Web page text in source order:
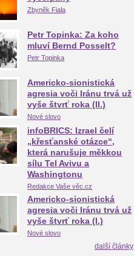
Zbyněk Fiala
Petr Topinka: Za koho
mluví Bernd Posselt?
Petr Topinka
Americko-sionistická
agresia voči Iránu trvá už
vyše štvrť roka (II.)
Nové slovo
infoBRICS: Izrael čelí
„křesťanské otázce“,
která narušuje měkkou
sílu Tel Avivu a
Washingtonu
Redakce Vaše věc.cz
Americko-sionistická
agresia voči Iránu trvá už
vyše štvrť roka (I.)
Nové slovo
další články